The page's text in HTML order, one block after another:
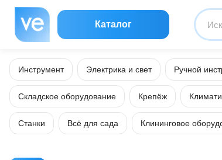
Каталог
Инструмент Электрика и свет Ручной
Складское оборудование Крепёж
Станки Всё для сада Клининговое